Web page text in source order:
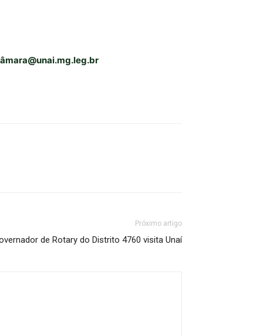
mara@unai.mg.leg.br
Próximo artigo
de Rotary do Distrito 4760 visita Unaí